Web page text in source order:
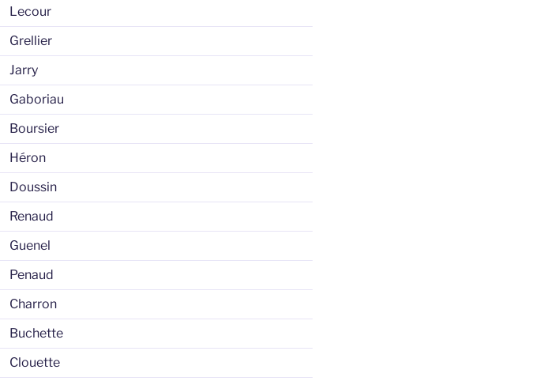
Lecour
Grellier
Jarry
Gaboriau
Boursier
Héron
Doussin
Renaud
Guenel
Penaud
Charron
Buchette
Clouette